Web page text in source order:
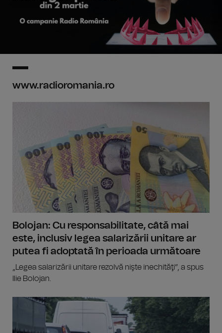
www.radioromania.ro
Bolojan: Cu responsabilitate, câtă mai
este, inclusiv legea salarizării unitare ar
putea fi adoptată în perioada următoare
„Legea salarizării unitare rezolvă nişte inechităţi”, a spus
Ilie Bolojan.